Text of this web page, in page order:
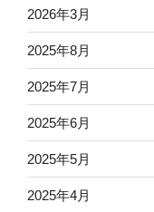
2026年3月
2025年8月
2025年7月
2025年6月
2025年5月
2025年4月